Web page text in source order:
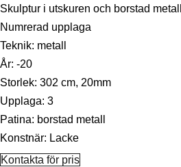
Skulptur i utskuren och borstad metall
Numrerad upplaga
Teknik: metall
År: -20
Storlek: 302 cm, 20mm
Upplaga: 3
Patina: borstad metall
Konstnär: Lacke
Kontakta för pris